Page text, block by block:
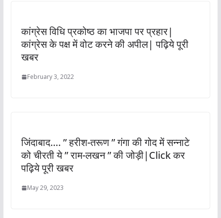
कांग्रेस विधि प्रकोष्ठ का भाजपा पर प्रहार|
कांग्रेस के पक्ष में वोट करने की अपील| पढ़िये पूरी
खबर
February 3, 2022
जिंदाबाद…. ” हरीश-तरूण ” गंगा की गोद में सन्नाटे
को चीरती ये ” राम-लखन ” की जोड़ी|Click कर
पढ़िये पूरी खबर
May 29, 2023